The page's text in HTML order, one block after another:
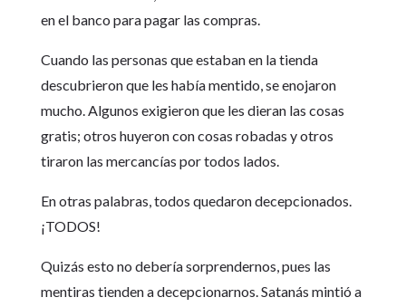
en el banco para pagar las compras.
Cuando las personas que estaban en la tienda
descubrieron que les había mentido, se enojaron
mucho. Algunos exigieron que les dieran las cosas
gratis; otros huyeron con cosas robadas y otros
tiraron las mercancías por todos lados.
En otras palabras, todos quedaron decepcionados.
¡TODOS!
Quizás esto no debería sorprendernos, pues las
mentiras tienden a decepcionarnos. Satanás mintió a